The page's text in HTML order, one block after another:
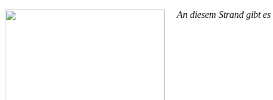
An diesem Strand gibt